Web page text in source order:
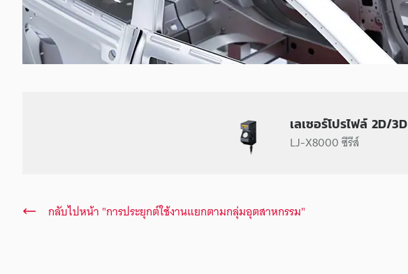
เลเซอร์โปรไฟล์ 2D/3D
LJ-X8000 ซีรีส์
กลับไปหน้า "การประยุกต์ใช้งานแยกตามกลุ่มอุตสาหกรรม"